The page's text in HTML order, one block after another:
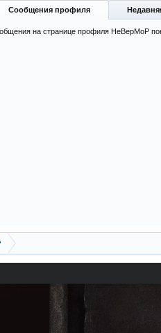
Сообщения профиля
на странице профиля HeBepMoP